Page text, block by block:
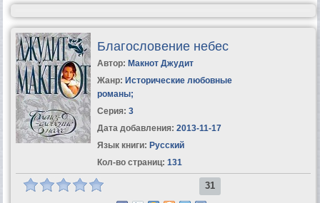
Благословение небес
Автор: Макнот Джудит
Жанр: Исторические любовные
романы;
Серия: 3
Дата добавления: 2013-11-17
Язык книги: Русский
Кол-во страниц: 131
31